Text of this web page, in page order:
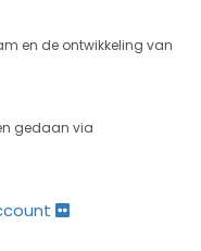
en de ontwikkeling van
gedaan via